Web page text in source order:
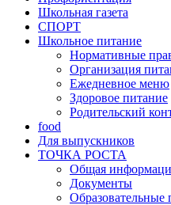
Школьная газета
СПОРТ
Школьное питание
Нормативные
Организация
Ежедневное меню
Здоровое питание
Родительский
food
Для выпускников
ТОЧКА РОСТА
Общая
Документы